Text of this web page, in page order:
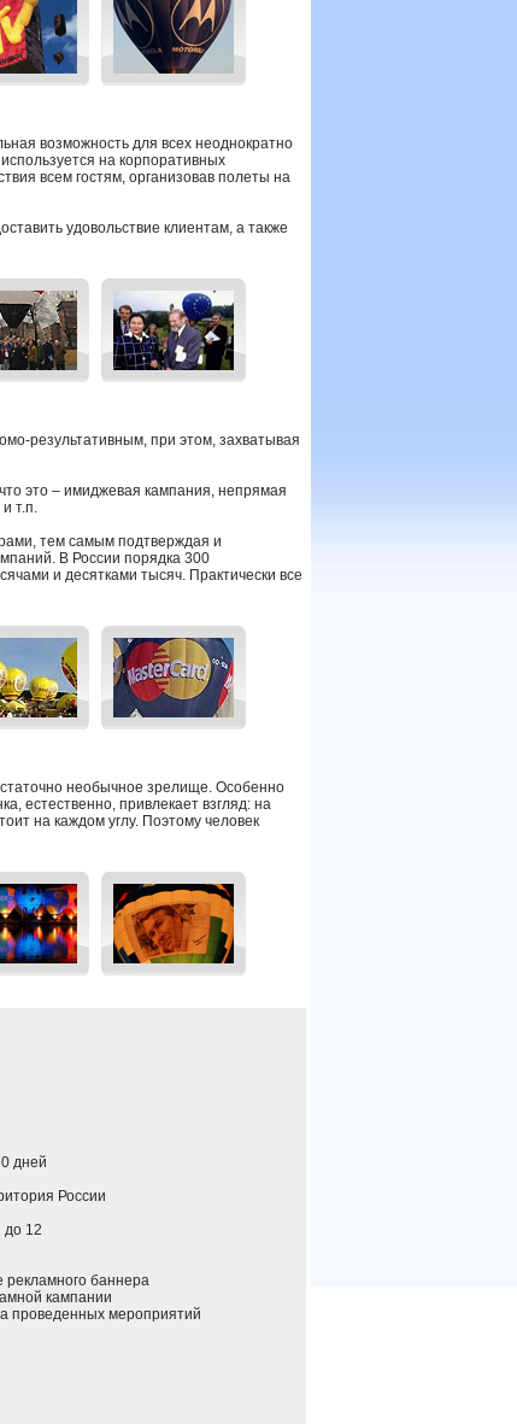
возможность для всех неоднократно
на корпоративных
всем гостям, организовав полеты на
удовольствие клиентам, а также
результативным, при этом, захватывая
это – имиджевая кампания, непрямая
т.п.
тем самым подтверждая и
В России порядка 300
и десятками тысяч. Практически все
необычное зрелище. Особенно
естественно, привлекает взгляд: на
на каждом углу. Поэтому человек
дней
России
до 12
баннера
кампании
мероприятий